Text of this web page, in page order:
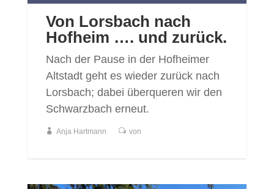
Von Lorsbach nach
Hofheim …. und zurück.
Nach der Pause in der Hofheimer
Altstadt geht es wieder zurück nach
Lorsbach; dabei überqueren wir den
Schwarzbach erneut.
Anja Hartmann von